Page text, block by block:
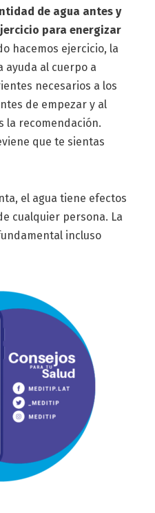
de agua antes y
para energizar
hacemos ejercicio, la
ayuda al cuerpo a
necesarios a los
de empezar y al
la recomendación.
que te sientas
el agua tiene efectos
cualquier persona. La
incluso